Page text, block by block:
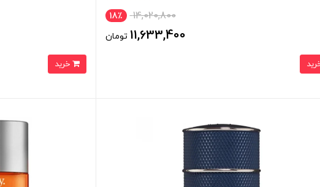
14,020,800 18٪
11,633,400 تومان
خرید